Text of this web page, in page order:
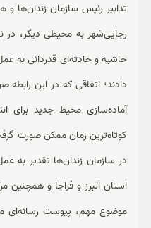
تدابیر رئیس سازمان زندان‌ها و
رجایی‌شهر به محیطی دیگر، در
حاشیه و حادثه‌ای قدردانی به
دادند؛ اتفاقی که در این
آماده‌سازی محیط جدید برای
کوتاه‌ترین زمان ممکن صورت
در سازمان زندان‌ها تقدیر به
استان البرز و فراجا و همچنین
موضوع مهم، پیوست رسانه‌ای